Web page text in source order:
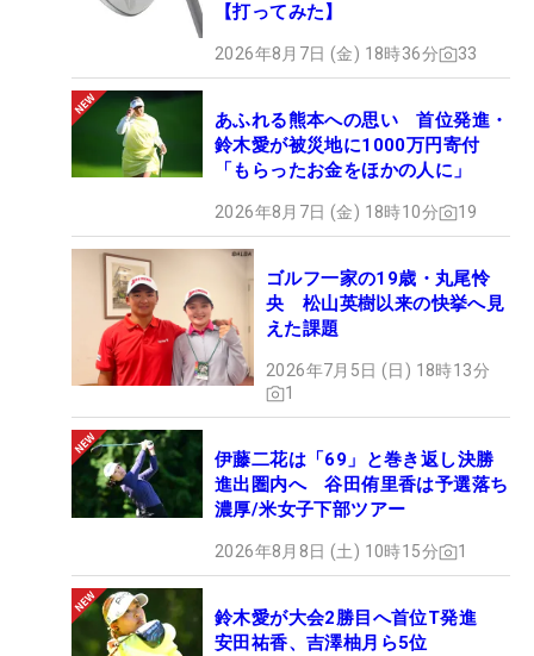
【打ってみた】
2026年8月7日 (金) 18時36分 33
あふれる熊本への思い 首位発進・
鈴木愛が被災地に1000万円寄付
「もらったお金をほかの人に」
2026年8月7日 (金) 18時10分 19
ゴルフ一家の19歳・丸尾怜
央 松山英樹以来の快挙へ見
えた課題
2026年7月5日 (日) 18時13分
1
伊藤二花は「69」と巻き返し決勝
進出圏内へ 谷田侑里香は予選落ち
濃厚/米女子下部ツアー
2026年8月8日 (土) 10時15分 1
鈴木愛が大会2勝目へ首位T発進
安田祐香、吉澤柚月ら5位